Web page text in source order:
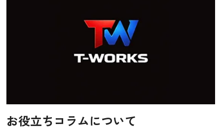
お役立ちコラムについて